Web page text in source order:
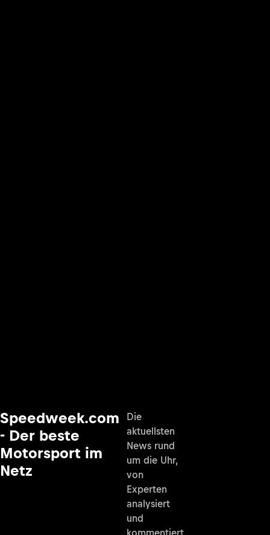
Speedweek.com
- Der beste
Motorsport im
Netz
Die
aktuellsten
News rund
um die Uhr,
von
Experten
analysiert
und
kommentiert